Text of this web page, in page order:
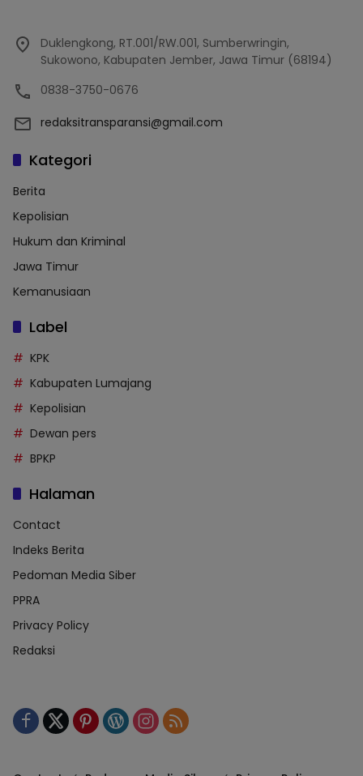
Duklengkong, RT.001/RW.001, Sumberwringin,
Sukowono, Kabupaten Jember, Jawa Timur (68194)
0838-3750-0676
redaksitransparansi@gmail.com
Kategori
Berita
Kepolisian
Hukum dan Kriminal
Jawa Timur
Kemanusiaan
Label
KPK
Kabupaten Lumajang
Kepolisian
Dewan pers
BPKP
Halaman
Contact
Indeks Berita
Pedoman Media Siber
PPRA
Privacy Policy
Redaksi